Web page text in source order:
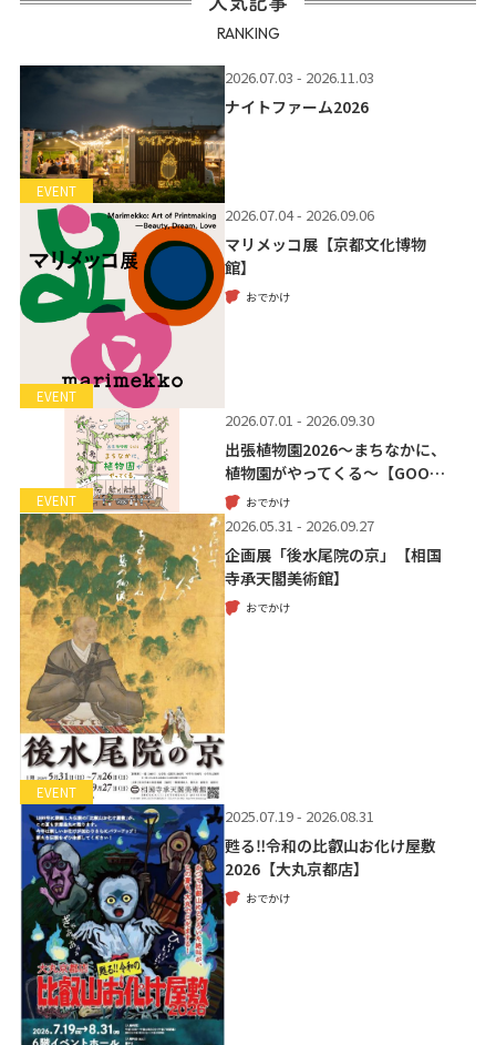
RANKING
EVENT
2026.07.03 - 2026.11.03
ナイトファーム2026
EVENT
2026.07.04 - 2026.09.06
マリメッコ展【京都文化博物
館】
おでかけ
EVENT
2026.07.01 - 2026.09.30
出張植物園2026～まちなかに、
植物園がやってくる～【GOO…
おでかけ
EVENT
2026.05.31 - 2026.09.27
企画展「後水尾院の京」【相国
寺承天閣美術館】
おでかけ
2025.07.19 - 2026.08.31
甦る‼令和の比叡山お化け屋敷
2026【大丸京都店】
おでかけ